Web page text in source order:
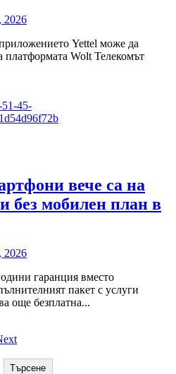
2026
Yettel може да
платформата Wolt Телекомът
вече са на
без мобилен план в
2026
гаранция вместо
пакет с услуги
още безплатна...
Търсене